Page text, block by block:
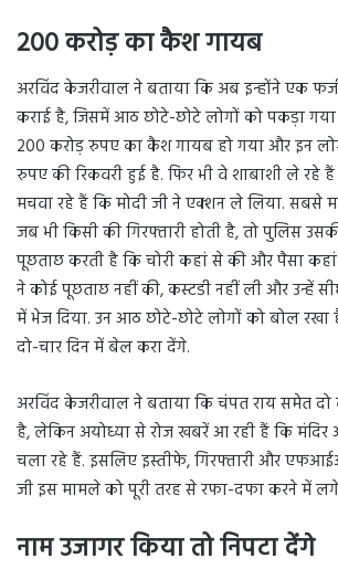
200 करोड़ का कैश गायब
अरविंद केजरीवाल ने बताया कि अब इन्होंने एक
कराई है, जिसमें आठ छोटे-छोटे लोगों को पकड़ा गया
200 करोड़ रुपए का कैश गायब हो गया और इन
रुपए की रिकवरी हुई है. फिर भी वे शाबाशी ले रहे
मचवा रहे हैं कि मोदी जी ने एक्शन ले लिया. सबसे
जब भी किसी की गिरफ्तारी होती है, तो पुलिस
पूछताछ करती है कि चोरी कहां से की और पैसा
ने कोई पूछताछ नहीं की, कस्टडी नहीं ली और उन्हें
में भेज दिया. उन आठ छोटे-छोटे लोगों को बोल रखा
दो-चार दिन में बेल करा देंगे.
अरविंद केजरीवाल ने बताया कि चंपत राय समेत दो
है, लेकिन अयोध्या से रोज खबरें आ रही हैं कि मंदिर
चला रहे हैं. इसलिए इस्तीफे, गिरफ्तारी और
जी इस मामले को पूरी तरह से रफा-दफा करने में
नाम उजागर किया तो निपटा देंगे